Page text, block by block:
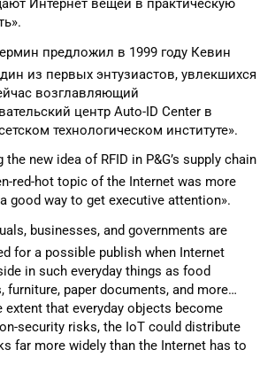
Интернет вещей в практическую
предложил в 1999 году Кевин
из первых энтузиастов, увлекшихся
возглавляющий
центр Auto-ID Center в
технологическом институте».
the new idea of RFID in P&G’s supply chain
red-hot topic of the Internet was more
good way to get executive attention».
businesses, and governments are
for a possible publish when Internet
in such everyday things as food
furniture, paper documents, and more…
extent that everyday objects become
security risks, the IoT could distribute
far more widely than the Internet has to